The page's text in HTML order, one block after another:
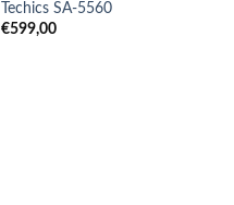
Techics SA-5560
€599,00